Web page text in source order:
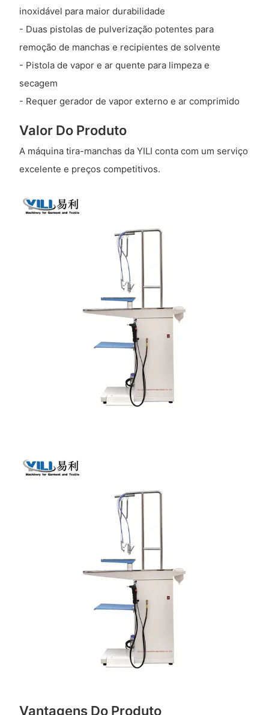
inoxidável para maior durabilidade
- Duas pistolas de pulverização potentes para
remoção de manchas e recipientes de solvente
- Pistola de vapor e ar quente para limpeza e
secagem
- Requer gerador de vapor externo e ar comprimido
Valor Do Produto
A máquina tira-manchas da YILI conta com um serviço
excelente e preços competitivos.
Vantagens Do Produto